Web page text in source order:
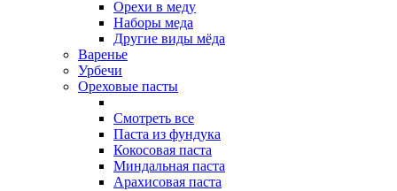
Орехи в меду
Наборы меда
Другие виды мёда
Варенье
Урбечи
Ореховые пасты
Смотреть все
Паста из фундука
Кокосовая паста
Миндальная паста
Арахисовая паста